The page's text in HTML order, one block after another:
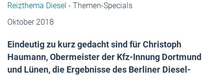
Reizthema Diesel - Themen-Specials
Oktober 2018
Eindeutig zu kurz gedacht sind für Christoph
Haumann, Obermeister der Kfz-Innung Dortmund
und Lünen, die Ergebnisse des Berliner Diesel-